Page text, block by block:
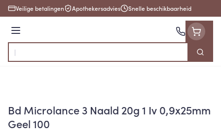
Ga naar de inhoud
Veilige betalingen Apothekersadvies Snelle beschikbaarheid
Menu
Product, merk, categorie...
Zoek
Bd Microlance 3 Naald 20g 1 Iv 0,9x25mm
Geel 100